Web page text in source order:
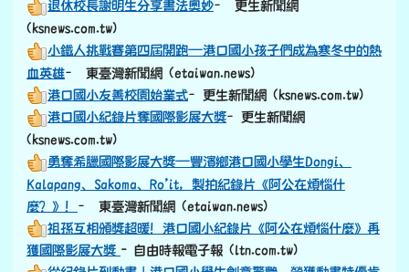
(ksnews.com.tw)
小鐵人挑戰賽第四屆開跑—港口國小孩子們成為寒冬中的熱
血英雄– 東臺灣新聞網 (etaiwan.news)
港口國小友善校園始業式–更生新聞網 (ksnews.com.tw)
港口國小紀錄片奪國際影展大獎–更生新聞網
(ksnews.com.tw)
勇奪希臘國際影展大獎—豐濱鄉港口國小學生Dongi、
Kalapang、Sakoma、Ro’it，製拍紀錄片《阿公在煩惱什
麼？》！– 東臺灣新聞網 (etaiwan.news)
祖孫互相頒獎超暖！港口國小紀錄片《阿公在煩惱什麼》再
獲國際影展大獎- 自由時報電子報 (ltn.com.tw)
從紀錄片到動畫｜港口國小學生創意驚艷，榮獲動畫特優肯